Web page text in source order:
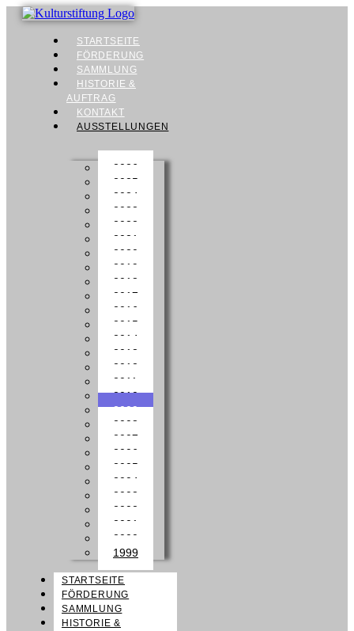
STARTSEITE
FÖRDERUNG
SAMMLUNG
HISTORIE &
AUFTRAG
KONTAKT
AUSSTELLUNGEN
2026
2025
2024
2023
2022
2021
2020
2019
2018
2017
2016
2015
2014
2013
2012
2011
2010
2009
2008
2007
2006
2005
2004
2003
2002
2001
2000
1999
STARTSEITE
FÖRDERUNG
SAMMLUNG
HISTORIE &